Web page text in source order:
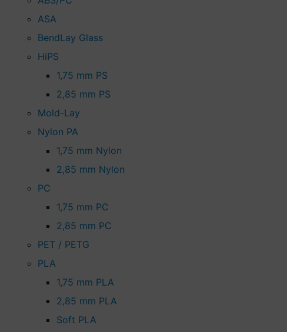
ASA
BendLay Glass
HiPS
1,75 mm PS
2,85 mm PS
Mold-Lay
Nylon PA
1,75 mm Nylon
2,85 mm Nylon
PC
1,75 mm PC
2,85 mm PC
PET / PETG
PLA
1,75 mm PLA
2,85 mm PLA
Soft PLA